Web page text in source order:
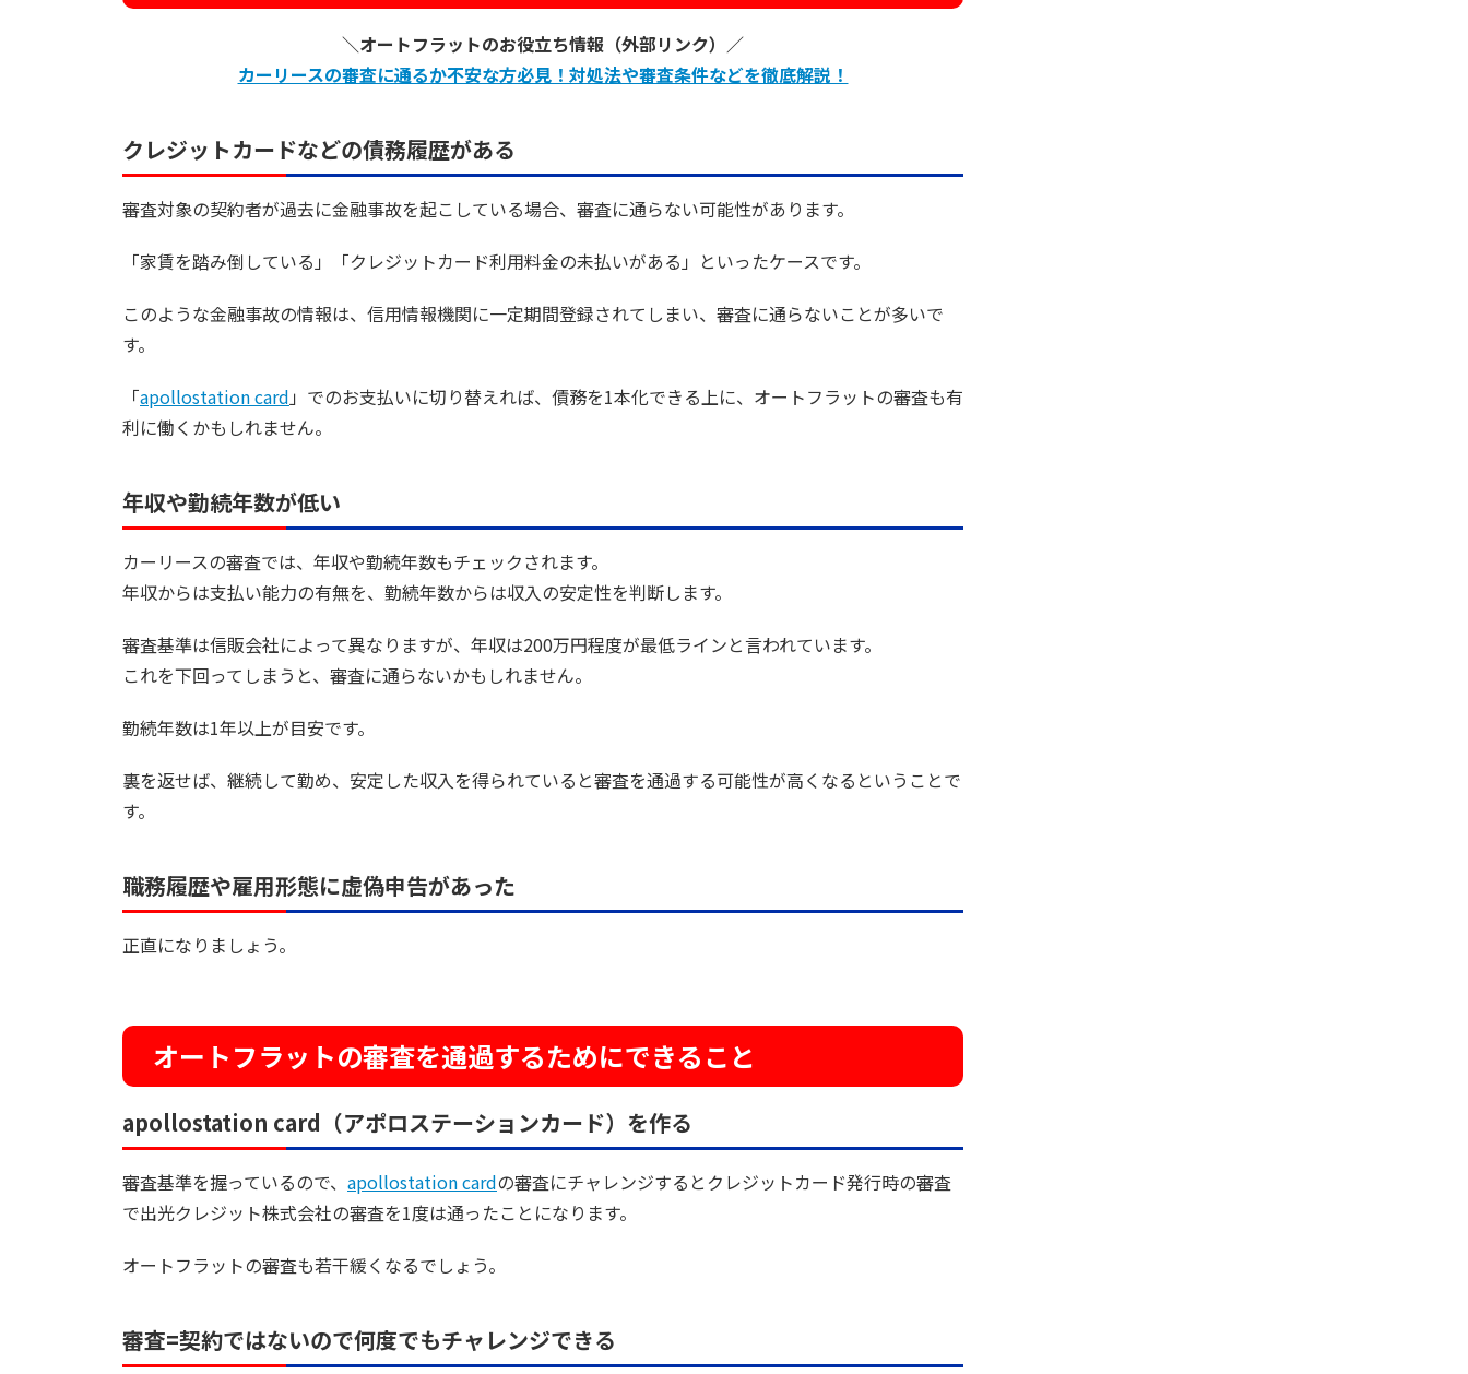
＼オートフラットのお役立ち情報（外部リンク）／
カーリースの審査に通るか不安な方必見！対処法や審査条件などを徹底解説！
クレジットカードなどの債務履歴がある
審査対象の契約者が過去に金融事故を起こしている場合、審査に通らない可能性があります。
「家賃を踏み倒している」「クレジットカード利用料金の未払いがある」といったケースです。
このような金融事故の情報は、信用情報機関に一定期間登録されてしまい、審査に通らないことが多いで
す。
「apollostation card 」でのお支払いに切り替えれば、債務を1本化できる上に、オートフラットの審査も有
利に働くかもしれません。
年収や勤続年数が低い
カーリースの審査では、年収や勤続年数もチェックされます。
年収からは支払い能力の有無を、勤続年数からは収入の安定性を判断します。
審査基準は信販会社によって異なりますが、年収は200万円程度が最低ラインと言われています。
これを下回ってしまうと、審査に通らないかもしれません。
勤続年数は1年以上が目安です。
裏を返せば、継続して勤め、安定した収入を得られていると審査を通過する可能性が高くなるということで
す。
職務履歴や雇用形態に虚偽申告があった
正直になりましょう。
オートフラットの審査を通過するためにできること
apollostation card（アポロステーションカード）を作る
審査基準を握っているので、 apollostation cardの審査にチャレンジするとクレジットカード発行時の審査
で出光クレジット株式会社の審査を1度は通ったことになります。
オートフラットの審査も若干緩くなるでしょう。
審査=契約ではないので何度でもチャレンジできる